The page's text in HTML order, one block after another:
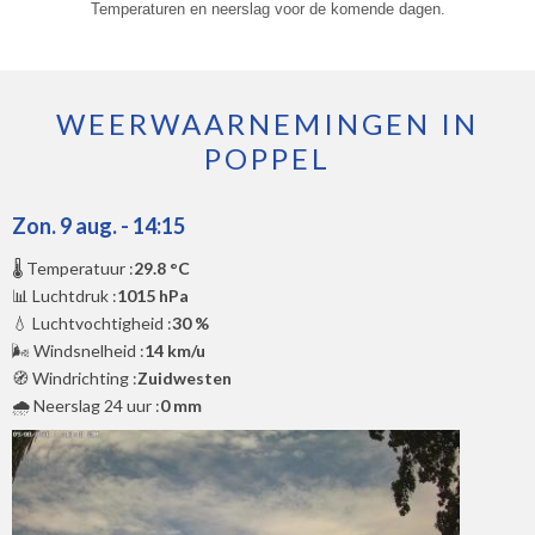
Temperaturen en neerslag voor de komende dagen.
WEERWAARNEMINGEN IN
POPPEL
Zon. 9 aug. - 14:15
🌡️ Temperatuur :29.8 °C
📊 Luchtdruk :1015 hPa
💧 Luchtvochtigheid :30 %
🌬️ Windsnelheid :14 km/u
🧭 Windrichting :Zuidwesten
🌧️ Neerslag 24 uur :0 mm